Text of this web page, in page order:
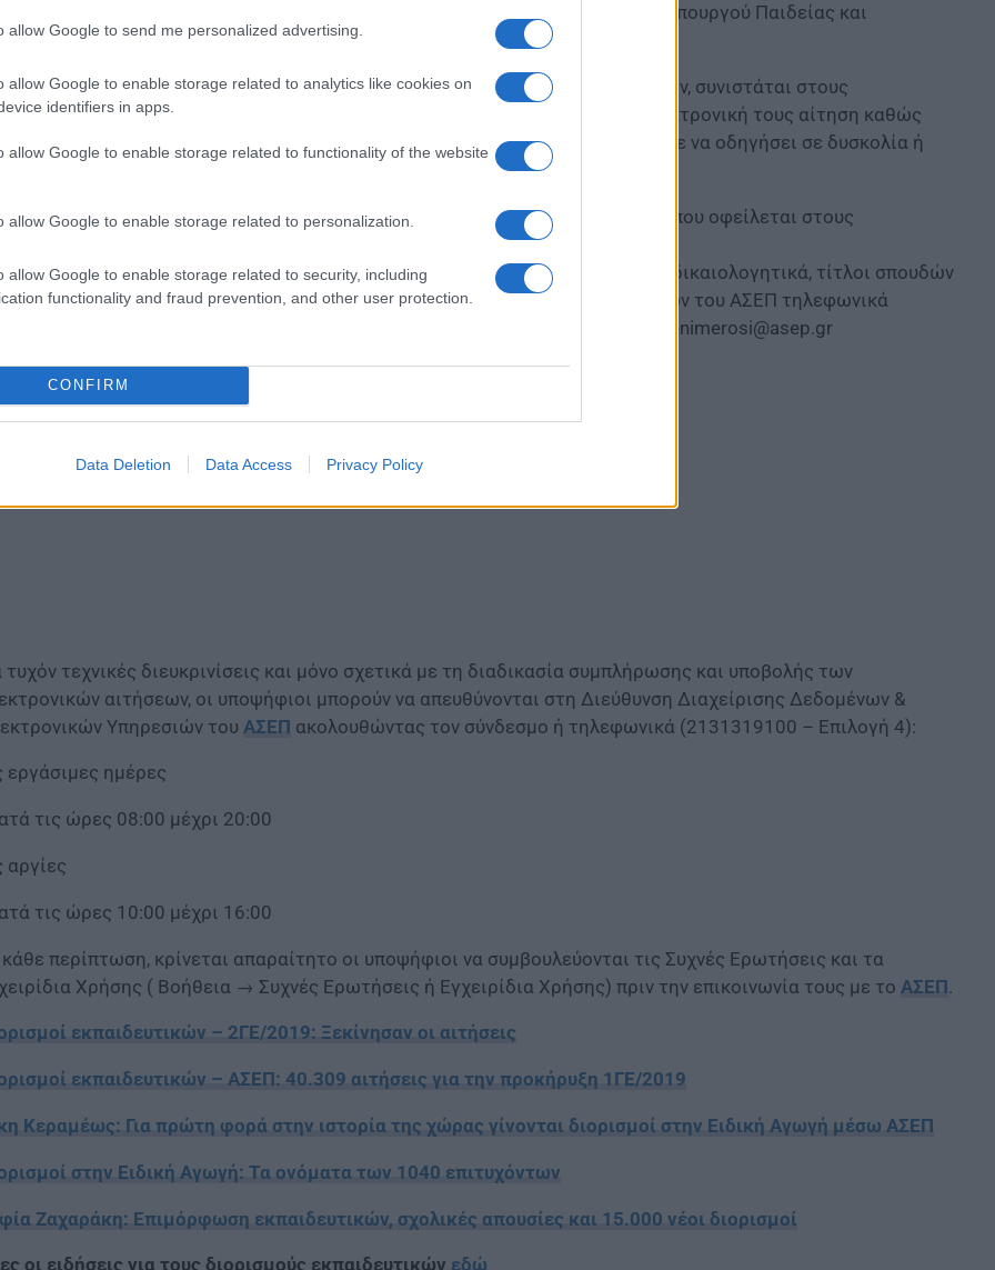
allow Google to send me personalized advertising.
allow Google to enable storage related to analytics like cookies on
identifiers in apps.
allow Google to enable storage related to functionality of the website
allow Google to enable storage related to personalization.
allow Google to enable storage related to security, including
functionality and fraud prevention, and other user protection.
CONFIRM
Data Deletion Data Access Privacy Policy
πρωτ. 204654/Ε1/24-12-2019 (ΑΔΑ: ΨΤΩΑ46ΜΤΛΗ-Μ4Ν) Πρόσκληση της Υπουργού Παιδείας και
την ομαλή λειτουργία του συστήματος υποβολής των ηλεκτρονικών αιτήσεων, συνιστάται στους
να μην περιμένουν την τελευταία ημέρα για να υποβάλλουν την ηλεκτρονική τους αίτηση καθώς
υπερφόρτωση του διαδικτύου ή σφάλμα στη σύνδεση με αυτό θα μπορούσε να οδηγήσει σε δυσκολία ή
υποβολής αυτής.
δεν φέρει ευθύνη για τυχόν αδυναμία υποβολής ηλεκτρονικής αίτησης που οφείλεται στους
γενικές διευκρινίσεις σχετικά με την Προκήρυξη και τη συμμετοχή σε αυτή (δικαιολογητικά, τίτλοι σπουδών
οι υποψήφιοι μπορούν να απευθύνονται στο Γραφείο Εξυπηρέτησης Πολιτών του ΑΣΕΠ τηλεφωνικά
enimerosi@asep.gr
τυχόν τεχνικές διευκρινίσεις και μόνο σχετικά με τη διαδικασία συμπλήρωσης και υποβολής των
αιτήσεων, οι υποψήφιοι μπορούν να απευθύνονται στη Διεύθυνση Διαχείρισης Δεδομένων &
Υπηρεσιών του ΑΣΕΠ ακολουθώντας τον σύνδεσμο ή τηλεφωνικά (2131319100 – Επιλογή 4):
εργάσιμες ημέρες
τις ώρες 08:00 μέχρι 20:00
αργίες
τις ώρες 10:00 μέχρι 16:00
περίπτωση, κρίνεται απαραίτητο οι υποψήφιοι να συμβουλεύονται τις Συχνές Ερωτήσεις και τα
Χρήσης ( Βοήθεια → Συχνές Ερωτήσεις ή Εγχειρίδια Χρήσης) πριν την επικοινωνία τους με το ΑΣΕΠ.
εκπαιδευτικών – 2ΓΕ/2019: Ξεκίνησαν οι αιτήσεις
εκπαιδευτικών – ΑΣΕΠ: 40.309 αιτήσεις για την προκήρυξη 1ΓΕ/2019
Κεραμέως: Για πρώτη φορά στην ιστορία της χώρας γίνονται διορισμοί στην Ειδική Αγωγή μέσω ΑΣΕΠ
στην Ειδική Αγωγή: Τα ονόματα των 1040 επιτυχόντων
Ζαχαράκη: Επιμόρφωση εκπαιδευτικών, σχολικές απουσίες και 15.000 νέοι διορισμοί
οι ειδήσεις για τους διορισμούς εκπαιδευτικών εδώ